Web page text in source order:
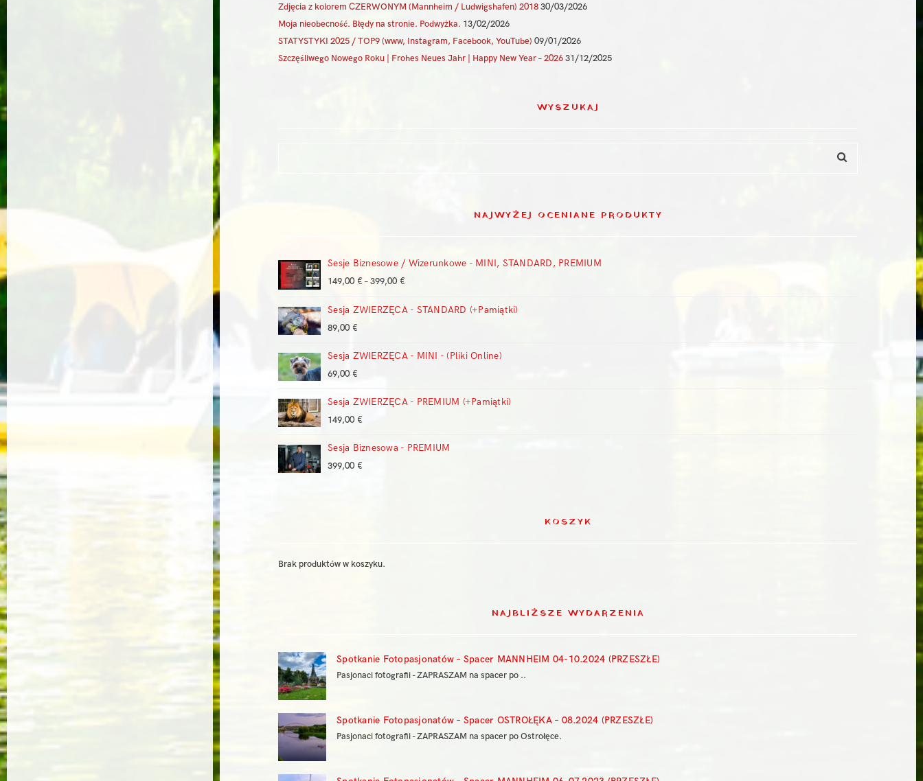
Zdjęcia z kolorem CZERWONYM (Mannheim / Ludwigshafen) 201830/03/2026
Moja nieobecność. Błędy na stronie. Podwyżka. 13/02/2026
STATYSTYKI 2025 / TOP9 (www, Instagram, Facebook, YouTube) 09/01/2026
Szczęśliwego Nowego Roku | Frohes Neues Jahr | Happy New Year – 202631/12/2025
WYSZUKAJ
NAJWYŻEJ OCENIANE PRODUKTY
Sesje Biznesowe / Wizerunkowe - MINI, STANDARD, PREMIUM
149,00 € –399,00 €
od
399,00 €
Sesja ZWIERZĘCA - STANDARD (+Pamiątki)
89,00 €
Sesja ZWIERZĘCA - MINI - (Pliki Online)
69,00 €
Sesja ZWIERZĘCA - PREMIUM (+Pamiątki)
149,00 €
Sesja Biznesowa - PREMIUM
399,00 €
KOSZYK
Brak produktów w koszyku.
NAJBLIŻSZE WYDARZENIA
Spotkanie Fotopasjonatów – Spacer MANNHEIM 04-10.2024 (PRZESZŁE)
Pasjonaci fotografii - ZAPRASZAM na spacer po ..
Spotkanie Fotopasjonatów – Spacer OSTROŁĘKA – 08.2024 (PRZESZŁE)
Pasjonaci fotografii - ZAPRASZAM na spacer po Ostrołęce.